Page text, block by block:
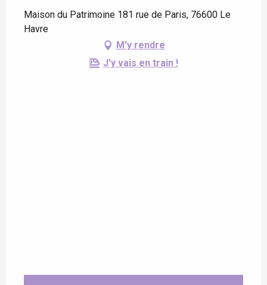
Maison du Patrimoine 181 rue de Paris, 76600 Le
Havre
M'y rendre
J'y vais en train !